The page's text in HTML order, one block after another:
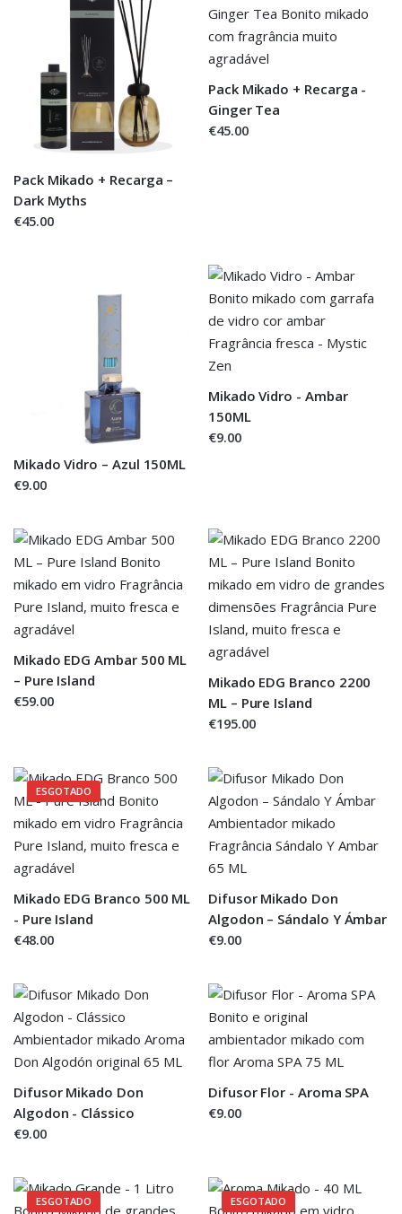
Pack Mikado + Recarga –
Dark Myths
€45.00
Pack Mikado + Recarga -
Ginger Tea
€45.00
Mikado Vidro – Azul 150ML
€9.00
Mikado Vidro - Ambar
150ML
€9.00
Mikado EDG Ambar 500 ML
– Pure Island
€59.00
Mikado EDG Branco 2200
ML – Pure Island
€195.00
ESGOTADO
Mikado EDG Branco 500 ML
- Pure Island
€48.00
Difusor Mikado Don
Algodon – Sándalo Y Ámbar
€9.00
Difusor Mikado Don
Algodon - Clássico
€9.00
Difusor Flor - Aroma SPA
€9.00
ESGOTADO ESGOTADO